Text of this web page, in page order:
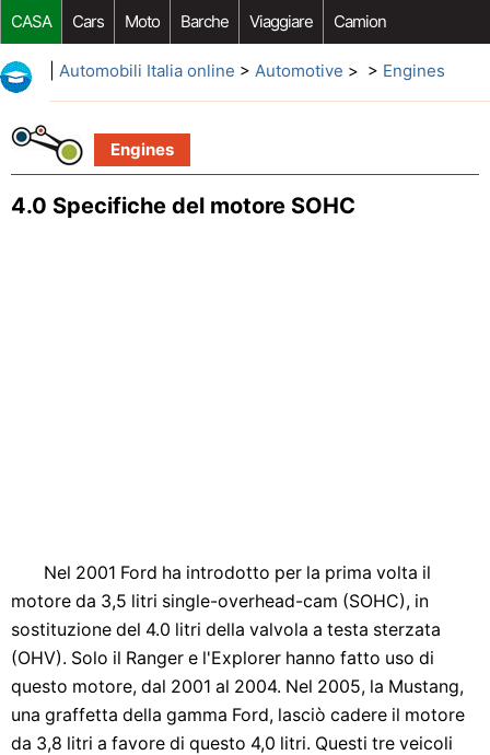
CASA Cars Moto Barche Viaggiare Camion
Riparazione Auto Acquisto Auto Car Opzioni Aftermarket
Automobili Italia online > Automotive > > Engines
Engines
4.0 Specifiche del motore SOHC
Nel 2001 Ford ha introdotto per la prima volta il
motore da 3,5 litri single-overhead-cam (SOHC), in
sostituzione del 4.0 litri della valvola a testa sterzata
(OHV). Solo il Ranger e l'Explorer hanno fatto uso di
questo motore, dal 2001 al 2004. Nel 2005, la Mustang,
una graffetta della gamma Ford, lasciò cadere il motore
da 3,8 litri a favore di questo 4,0 litri. Questi tre veicoli